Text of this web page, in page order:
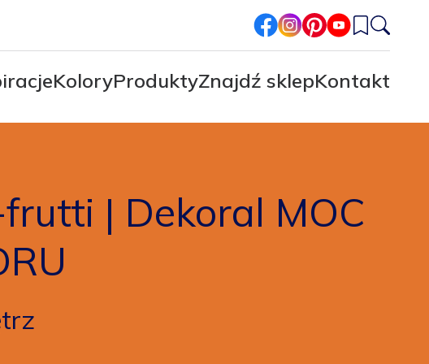
facebook
instagram
pinterest
youtube
KoloryProduktyZnajdź sklepKontakt
| Dekoral MOC